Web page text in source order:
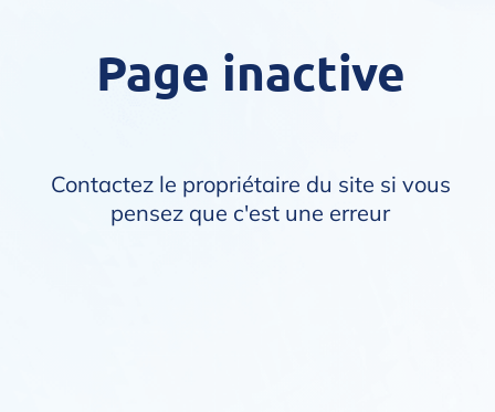
Page inactive
Contactez le propriétaire du site si vous
pensez que c'est une erreur